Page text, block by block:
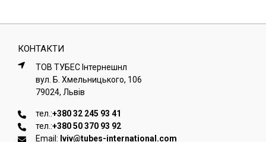
КОНТАКТИ
ТОВ ТУБЕС Iнтернешнл
вул. Б. Хмельницького, 106
79024, Львiв
тел.:+380 32 245 93 41
тел.:+380 50 370 93 92
Email: lviv@tubes-international.com